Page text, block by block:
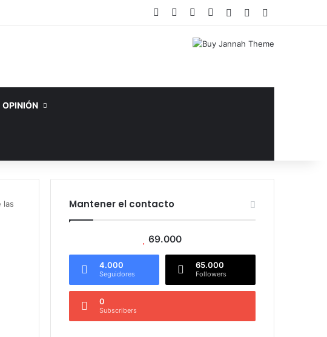
Facebook YouTubeInstagramAccesoPublicación al
OPINIÓN
las
Mantener el contacto
69.000
4.000
Seguidores
65.000
Followers
0
Subscribers